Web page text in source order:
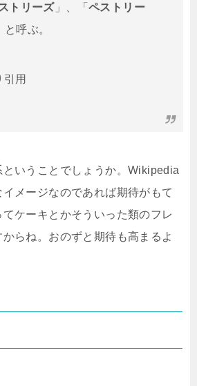
トリーズ」、「ペストリー
と呼ぶ。
引用
いうことでしょうか。Wikipedia
メージなのであれば期待がもて
ケーキとかそういった類のフレ
らね。おのずと期待も高まるよ